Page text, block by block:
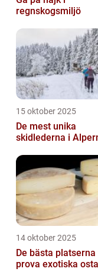
regnskogsmiljö
15 oktober 2025
De mest unika
skidlederna i
14 oktober 2025
De bästa
prova exotiska